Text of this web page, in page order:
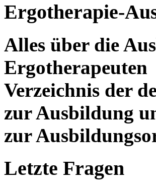
Ergotherapie-
Alles über die
Ergotherapeuten
Verzeichnis der
zur Ausbildung
zur
Letzte Fragen